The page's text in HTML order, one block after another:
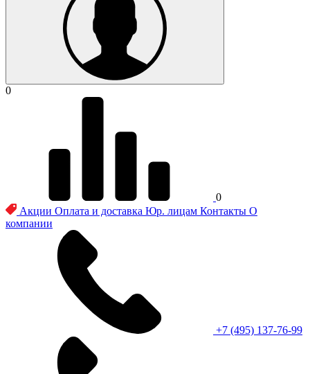
0
0
Акции Оплата и доставка Юр. лицам Контакты О
компании
+7 (495) 137-76-99